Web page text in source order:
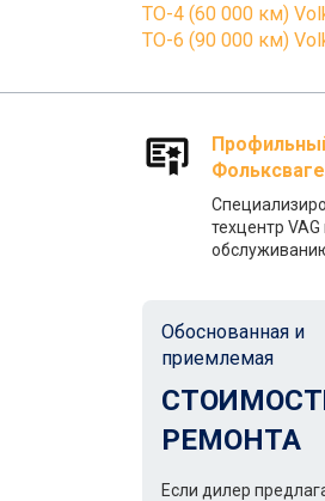
ТО-4 (60 000 км)
ТО-6 (90 000 км)
техцентр
Обоснованная и
приемлемая
РЕМОНТА
Если дилер